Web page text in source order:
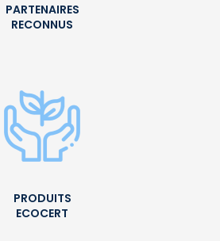
PARTENAIRES
RECONNUS
PRODUITS
ECOCERT